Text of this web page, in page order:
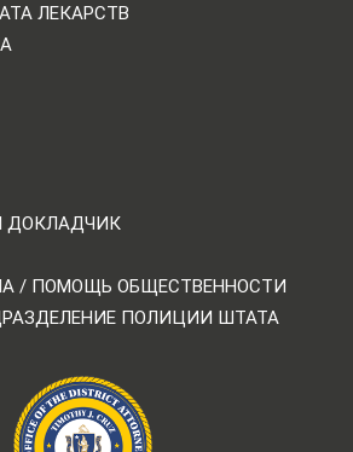
ЛЕКАРСТВ
ДОКЛАДЧИК
/ ПОМОЩЬ ОБЩЕСТВЕННОСТИ
ПОЛИЦИИ ШТАТА